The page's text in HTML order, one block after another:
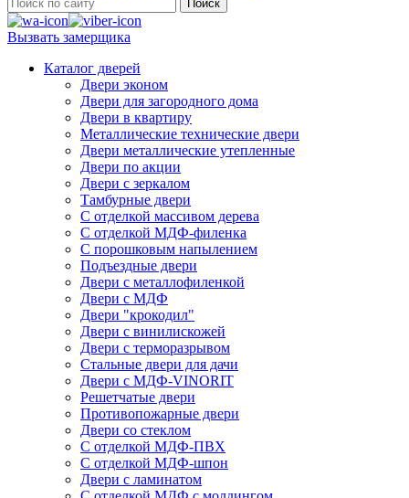
Поиск
Вызвать замерщика
Каталог дверей
Двери эконом
Двери для загородного дома
Двери в квартиру
Металлические технические двери
Двери металлические утепленные
Двери по акции
Двери с зеркалом
Тамбурные двери
С отделкой массивом дерева
С отделкой МДФ-филенка
С порошковым напылением
Подъездные двери
Двери с металлофиленкой
Двери с МДФ
Двери "крокодил"
Двери с винилискожей
Двери с терморазрывом
Стальные двери для дачи
Двери с МДФ-VINORIT
Решетчатые двери
Противопожарные двери
Двери со стеклом
С отделкой МДФ-ПВХ
С отделкой МДФ-шпон
Двери с ламинатом